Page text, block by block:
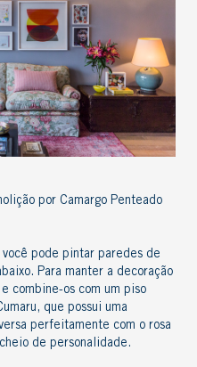
por Camargo Penteado
você pode pintar paredes de
Para manter a decoração
combine-os com um piso
, que possui uma
perfeitamente com o rosa
de personalidade.